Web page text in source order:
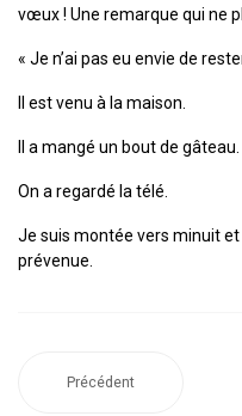
vœux ! Une remarque qui ne
« Je n’ai pas eu envie de
Il est venu à la maison.
Il a mangé un bout de gâteau.
On a regardé la télé.
Je suis montée vers minuit et
prévenue.
Précédent